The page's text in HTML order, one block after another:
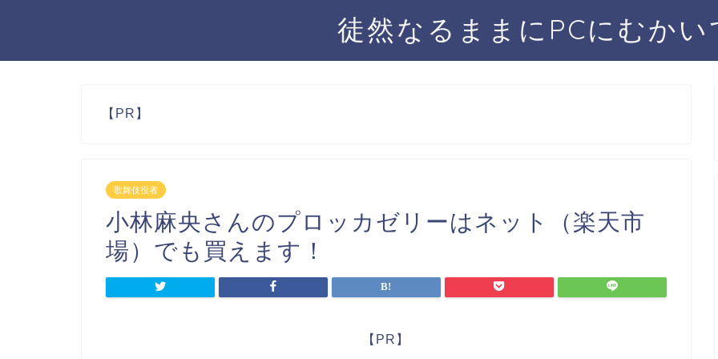
徒然なるままにPCにむかい
【PR】
歌舞伎役者
小林麻央さんのプロッカゼリーはネット（楽天市
場）でも買えます！
【PR】